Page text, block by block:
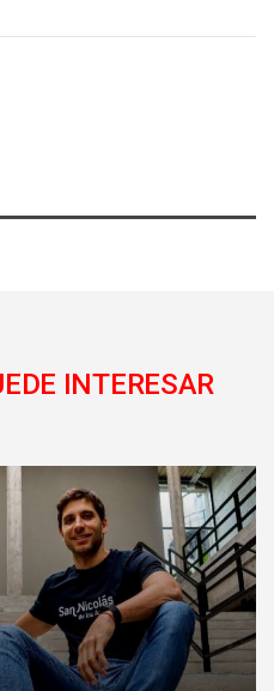
INTERESAR